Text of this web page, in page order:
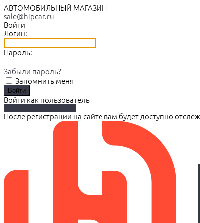
АВТОМОБИЛЬНЫЙ МАГАЗИН
sale@hipcar.ru
Войти
Логин:
Пароль:
Забыли пароль?
Запомнить меня
Войти как пользователь
После регистрации на сайте вам будет доступно